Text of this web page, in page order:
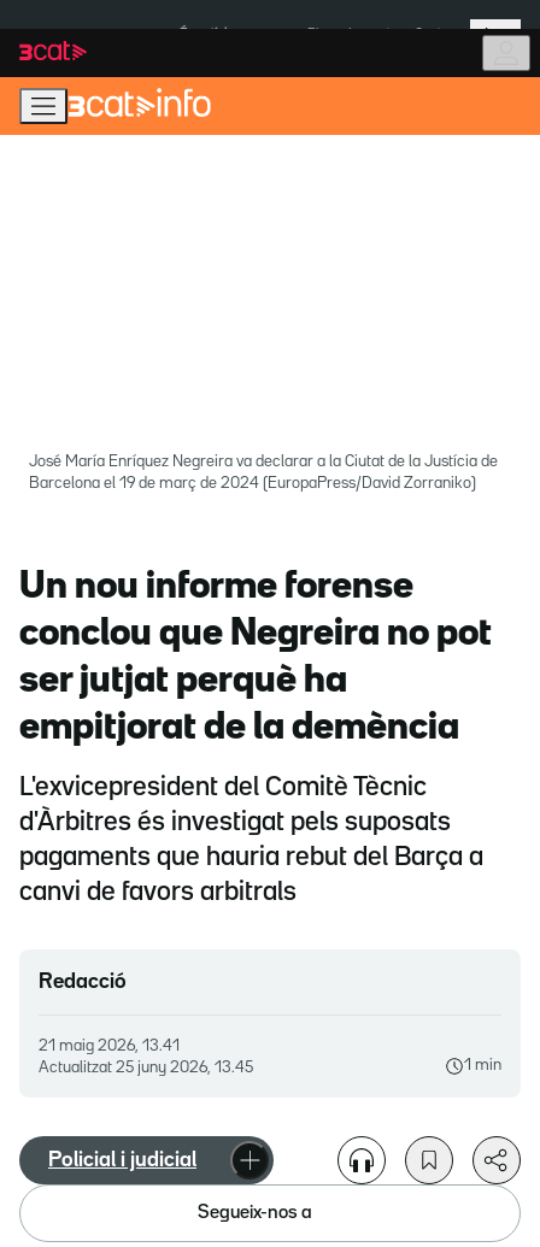
navegació
principal
contingut
Més
José María Enríquez Negreira va declarar a la Ciutat de la Justícia de
Barcelona el 19 de març de 2024 (EuropaPress/David Zorraniko)
Un nou informe forense
conclou que Negreira no pot
ser jutjat perquè ha
empitjorat de la demència
L'exvicepresident del Comitè Tècnic
d'Àrbitres és investigat pels suposats
pagaments que hauria rebut del Barça a
canvi de favors arbitrals
Redacció
21 maig 2026, 13.41
Actualitzat 25 juny 2026, 13.45 1 min
Policial i judicial
Segueix-nos a